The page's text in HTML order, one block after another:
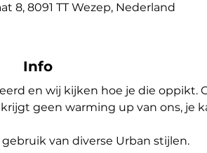
8, 8091 TT Wezep, Nederland
Info
en wij kijken hoe je die oppikt.
geen warming up van ons, je
van diverse Urban stijlen.